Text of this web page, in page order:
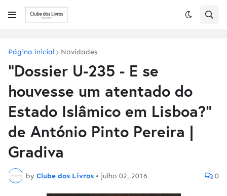
Página inicial Novidades
"Dossier U-235 - E se
houvesse um atentado do
Estado Islâmico em Lisboa?"
de António Pinto Pereira |
Gradiva
by Clube dos Livros • julho 02, 2016 0